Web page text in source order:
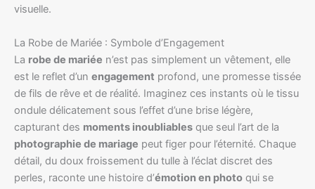
visuelle.
La Robe de Mariée : Symbole d’Engagement
La robe de mariée n’est pas simplement un vêtement, elle
est le reflet d’un engagement profond, une promesse tissée
de fils de rêve et de réalité. Imaginez ces instants où le tissu
ondule délicatement sous l’effet d’une brise légère,
capturant des moments inoubliables que seul l’art de la
photographie de mariage peut figer pour l’éternité. Chaque
détail, du doux froissement du tulle à l’éclat discret des
perles, raconte une histoire d’émotion en photo qui se